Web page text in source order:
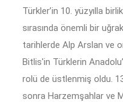
Türkler’in 10. yüzyılla
sırasında önemli bir
tarihlerde Alp Arslan ve
Bitlis'in Türklerin
rolü de üstlenmiş oldu.
sonra Harzemşahlar ve